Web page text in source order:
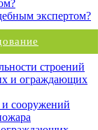
экспертом?
строений
и ограждающих
и сооружений